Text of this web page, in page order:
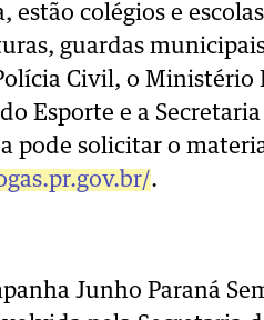
colégios e
guardas
Civil, o Ministério
Esporte e a
pode solicitar o
.
Junho Paraná